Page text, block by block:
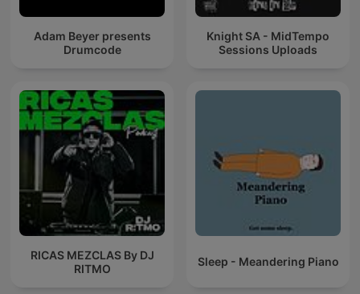
Adam Beyer presents
Drumcode
Knight SA - MidTempo
Sessions Uploads
RICAS MEZCLAS By DJ
RITMO
Sleep - Meandering Piano